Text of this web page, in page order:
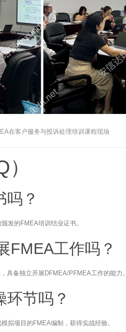
在客户服务与投诉处理培训课程现场
吗？
发的FMEA培训结业证书。
FMEA工作吗？
具备独立开展DFMEA/PFMEA工作的能力。
环节吗？
拟项目的FMEA编制，获得实战经验。